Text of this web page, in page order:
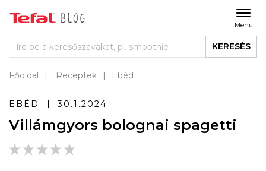
Menu
KERESÉS
Főoldal Receptek Ebéd
EBÉD 30.1.2024
Villámgyors bolognai spagetti